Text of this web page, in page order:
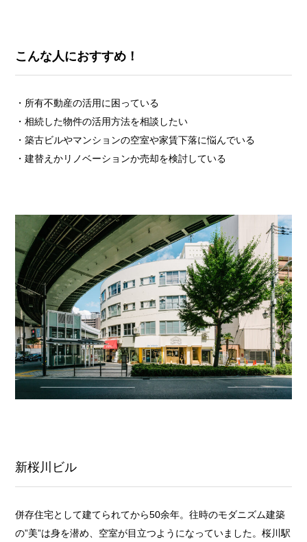
こんな人におすすめ！
・所有不動産の活用に困っている
・相続した物件の活用方法を相談したい
・築古ビルやマンションの空室や家賃下落に悩んでいる
・建替えかリノベーションか売却を検討している
新桜川ビル
併存住宅として建てられてから50余年。往時のモダニズム建築
の”美”は身を潜め、空室が目立つようになっていました。桜川駅